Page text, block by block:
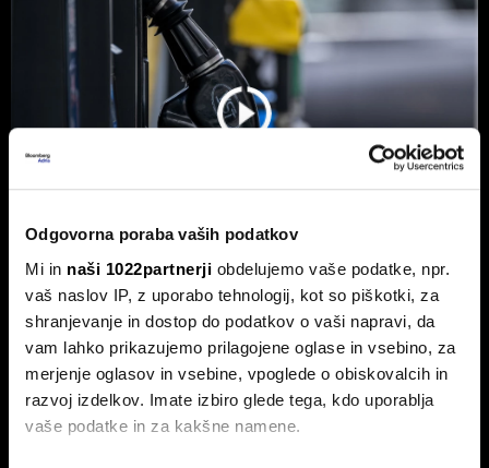
Odgovorna poraba vaših podatkov
Mi in naši 1022partnerji obdelujemo vaše podatke, npr.
vaš naslov IP, z uporabo tehnologij, kot so piškotki, za
shranjevanje in dostop do podatkov o vaši napravi, da
vam lahko prikazujemo prilagojene oglase in vsebino, za
merjenje oglasov in vsebine, vpoglede o obiskovalcih in
razvoj izdelkov. Imate izbiro glede tega, kdo uporablja
vaše podatke in za kakšne namene.
Od kod prihaja dizel v Slovenijo in ali
bo cena še naprej rasla
Od začetka leta se je sod surove nafte brent podražil za
več kot 30 odstotkov. A potrošniki na bencinskih črpalkah
ne kupujejo surove nafte, temveč njihove derivate.